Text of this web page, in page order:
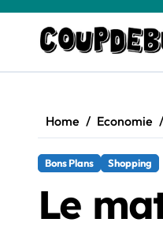
content
Home Economie
Bons Plans Shopping
Le